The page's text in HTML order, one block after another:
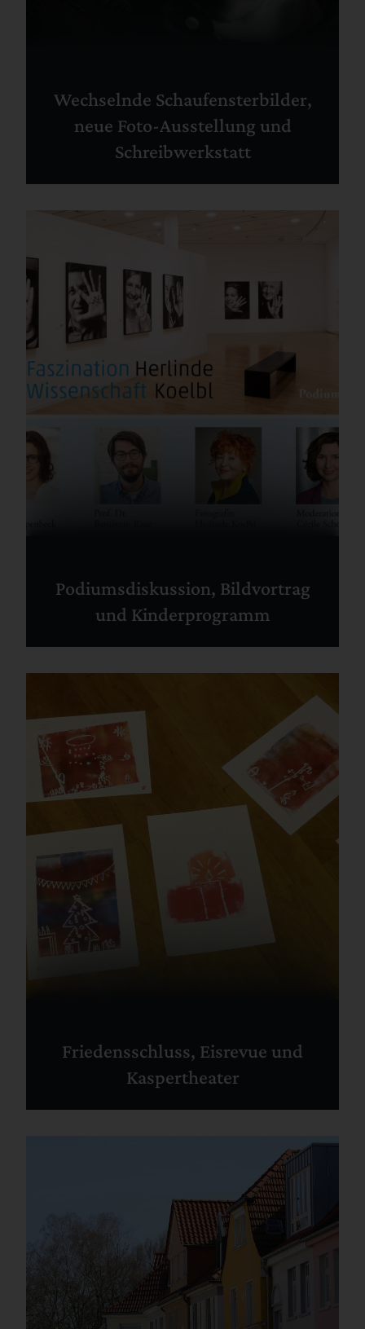
Wechselnde Schaufensterbilder,
neue Foto-Ausstellung und
Schreibwerkstatt
Podiumsdiskussion, Bildvortrag
und Kinderprogramm
Friedensschluss, Eisrevue und
Kaspertheater